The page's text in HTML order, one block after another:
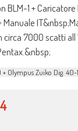
BLM-1 +
Manuale
7000 scatti all
+ Olympus Zuiko Dig.